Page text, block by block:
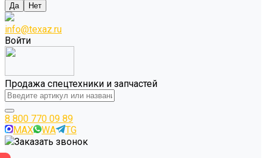
Да Нет
info@texaz.ru
Войти
Продажа спецтехники и запчастей
8 800 770 09 89
MAX
WA
TG
Заказать звонок